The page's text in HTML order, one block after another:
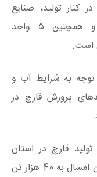
در کنار تولید، صنایع
تبدیلی و تکمیلی جانبی نیز دارند و همچنین ۵ واحد
است.
توجه به شرایط آب و
پرورش قارچ در
قارچ در استان
تهران حدود 36 هزار تن بود که این میزان امسال به 40 هزار تن